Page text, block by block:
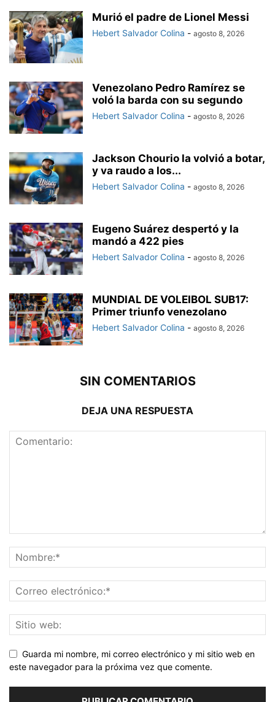
Murió el padre de Lionel Messi
Hebert Salvador Colina - agosto 8, 2026
Venezolano Pedro Ramírez se
voló la barda con su segundo
Hebert Salvador Colina - agosto 8, 2026
Jackson Chourio la volvió a botar,
y va raudo a los...
Hebert Salvador Colina - agosto 8, 2026
Eugeno Suárez despertó y la
mandó a 422 pies
Hebert Salvador Colina - agosto 8, 2026
MUNDIAL DE VOLEIBOL SUB17:
Primer triunfo venezolano
Hebert Salvador Colina - agosto 8, 2026
SIN COMENTARIOS
DEJA UNA RESPUESTA
Guarda mi nombre, mi correo electrónico y mi sitio web en
este navegador para la próxima vez que comente.